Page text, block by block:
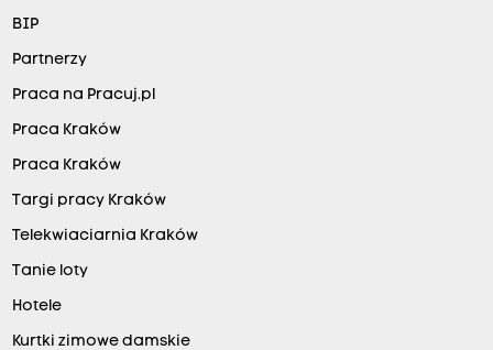
BIP
Partnerzy
Praca na Pracuj.pl
Praca Kraków
Praca Kraków
Targi pracy Kraków
Telekwiaciarnia Kraków
Tanie loty
Hotele
Kurtki zimowe damskie